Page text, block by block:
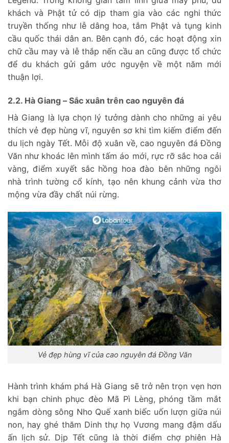
khách và Phật tử có dịp tham gia vào các nghi thức
truyền thống như lễ dâng hoa, tắm Phật và tụng kinh
cầu quốc thái dân an. Bên cạnh đó, các hoạt động xin
chữ cầu may và lễ thắp nến cầu an cũng được tổ chức
để du khách gửi gắm ước nguyện về một năm mới
thuận lợi.
2.2. Hà Giang – Sắc xuân trên cao nguyên đá
Hà Giang là lựa chọn lý tưởng dành cho những ai yêu
thích vẻ đẹp hùng vĩ, nguyên sơ khi tìm kiếm điểm đến
du lịch ngày Tết. Mỗi độ xuân về, cao nguyên đá Đồng
Văn như khoác lên mình tấm áo mới, rực rỡ sắc hoa cải
vàng, điểm xuyết sắc hồng hoa đào bên những ngôi
nhà trình tường cổ kính, tạo nên khung cảnh vừa thơ
mộng vừa đầy chất núi rừng.
Vẻ đẹp hùng vĩ của cao nguyên đá Đồng Văn
Hành trình khám phá Hà Giang sẽ trở nên trọn vẹn hơn
khi bạn chinh phục đèo Mã Pì Lèng, phóng tầm mắt
ngắm dòng sông Nho Quế xanh biếc uốn lượn giữa núi
non, hay ghé thăm Dinh thự họ Vương mang đậm dấu
ấn lịch sử. Dịp Tết cũng là thời điểm chợ phiên Hà